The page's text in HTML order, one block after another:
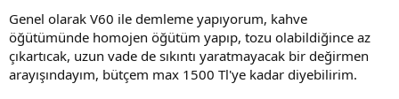
Genel olarak V60 ile demleme yapıyorum, kahve
öğütümünde homojen öğütüm yapıp, tozu olabildiğince az
çıkartıcak, uzun vade de sıkıntı yaratmayacak bir değirmen
arayışındayım, bütçem max 1500 Tl'ye kadar diyebilirim.